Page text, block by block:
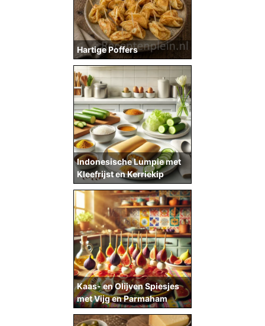
Hartige Poffers
Indonesische Lumpie met
Kleefrijst en Kerriekip
Kaas- en Olijven Spiesjes
met Vijg en Parmaham